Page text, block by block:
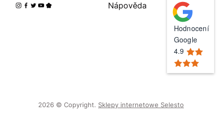
Nápověda
Hodnocení
Google
4.9
2026 © Copyright. Sklepy internetowe Selesto